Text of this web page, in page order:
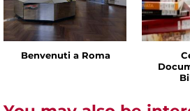
Benvenuti a Roma